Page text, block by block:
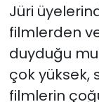
Jüri
filmlerden
duyduğu
çok yüksek,
filmlerin